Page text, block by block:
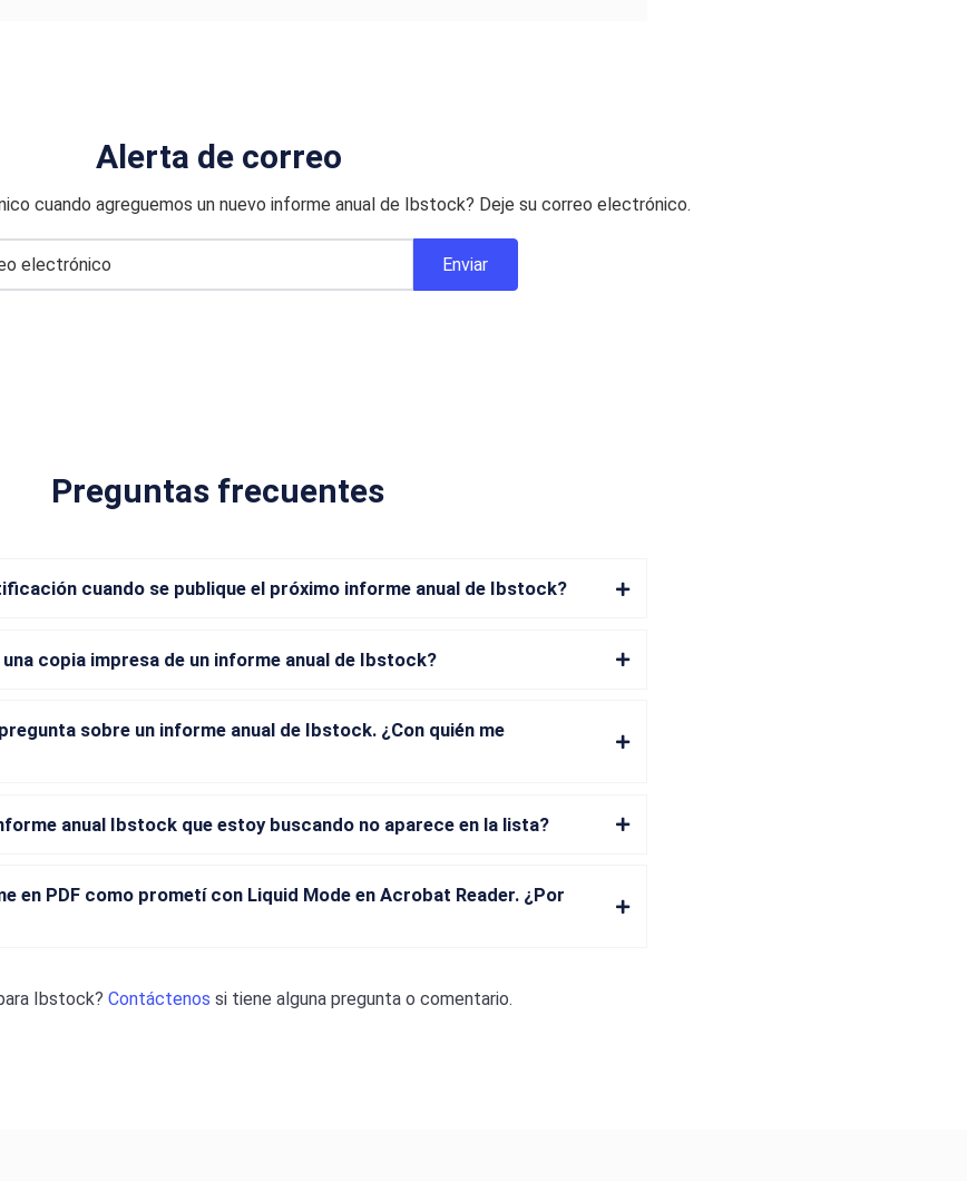
Alerta de correo
cuando agreguemos un nuevo informe anual de Ibstock? Deje su correo electrónico.
Preguntas frecuentes
cuando se publique el próximo informe anual de Ibstock?
copia impresa de un informe anual de Ibstock?
sobre un informe anual de Ibstock. ¿Con quién me
anual Ibstock que estoy buscando no aparece en la lista?
en PDF como prometí con Liquid Mode en Acrobat Reader. ¿Por
Ibstock? Contáctenos si tiene alguna pregunta o comentario.